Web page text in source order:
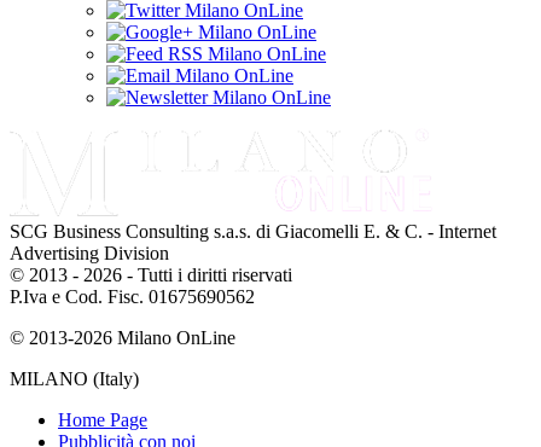
SCG Business Consulting s.a.s. di Giacomelli E. & C. - Internet
Advertising Division
© 2013 - 2026 - Tutti i diritti riservati
P.Iva e Cod. Fisc. 01675690562
© 2013-2026 Milano OnLine
MILANO (Italy)
Home Page
Pubblicità con noi